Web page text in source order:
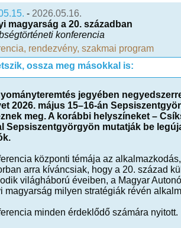
- 2026.05.16.
magyarság a 20. században
konferencia
, rendezvény, szakmai program
ossza meg másokkal is:
jegyében
2026. május 15–16-án
meg. A korábbi helyszíneket –
Sepsiszentgyörgyön mutatják be
központi témája az
arra kíváncsiak, hogy a 20. század
világháború éveiben, a Magyar
magyarság milyen stratégiák révén
minden érdeklődő számára nyitott.